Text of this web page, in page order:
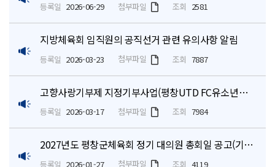
등록일 2026-06-29 첨부파일 조회 2581
지방체육회 임직원의 공직선거 관련 유의사항 알림
등록일 2026-03-23 첨부파일 조회 7887
고향사랑기부제 지정기부사업(평창UTD FC유소년단 운영 지원) 홍보 요청
등록일 2026-03-17 첨부파일 조회 7984
2027년도 평창군체육회 정기 대의원 총회일 공고(기부행위 제한기간 알림)
등록일 2026-01-27 첨부파일 조회 4119